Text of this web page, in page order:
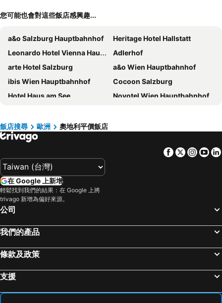
您可能也會對這些飯店感興趣...
a&o Salzburg Hauptbahnhof
Heritage Hotel Hallstatt
Leonardo Hotel Vienna Hauptbahnhof
Adlerhof
arte Hotel Salzburg
a&o Wien Hauptbahnhof
ibis Wien Hauptbahnhof
Cocoon Salzburg
Hotel Haus am See
Novotel Wien Hauptbahnhof
Wyndham Grand Salzburg Conference Centre
Hotel Schani Wien Hauptbahnhof
Premier Inn Wien City Hauptbahnhof
Four Points Flex by Sheraton Vienna Hauptbahnhof
B&B HOTEL Wien-Hbf
Dormio Resort Obertraun
Hilton Vienna Park
ibis Wien City
Adina Apartment Hotel Vienna Belvedere
NH Vienna Airport Conference Center
Hotel Indigo Vienna - Naschmarkt By Ihg
Campanile Vienna South
Moxy Vienna Airport
Hotel Mercure Wien Westbahnhof
飯店搜尋 歐洲 奧地利平價飯店
Facebook
Twitter
在 Google 上新增
輕鬆找到我們的結果：在 Google 上將
trivago 新增為偏好來源。
公司
我們的產品
條款及政策
支援